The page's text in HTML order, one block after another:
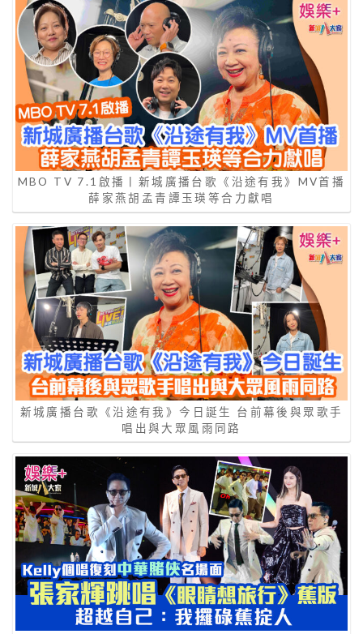
MBO TV 7.1啟播丨新城廣播台歌《沿途有我》MV首播
薛家燕胡孟青譚玉瑛等合力獻唱
新城廣播台歌《沿途有我》今日誕生 台前幕後與眾歌手
唱出與大眾風雨同路